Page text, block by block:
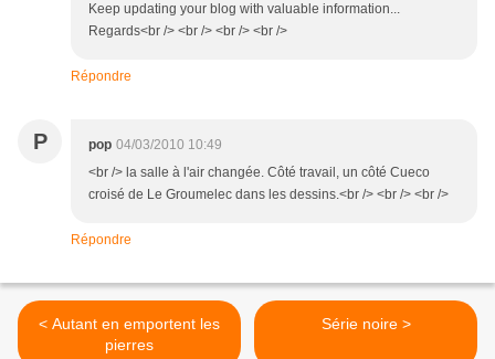
Keep updating your blog with valuable information...
Regards<br /> <br /> <br /> <br />
Répondre
P pop 04/03/2010 10:49
<br /> la salle à l'air changée. Côté travail, un côté Cueco
croisé de Le Groumelec dans les dessins.<br /> <br /> <br />
Répondre
< Autant en emportent les
pierres
Série noire >